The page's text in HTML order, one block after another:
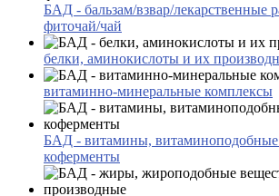
БАД - бальзам/взвар/лекарственные
фиточай/чай
белки, аминокислоты и их
витаминно-минеральные комплексы
БАД - витамины, витаминоподобные
коферменты